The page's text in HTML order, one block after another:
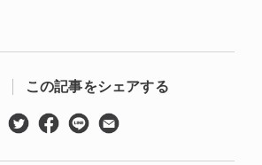
この記事をシェアする